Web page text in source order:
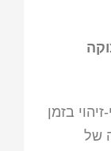
בזמן
של